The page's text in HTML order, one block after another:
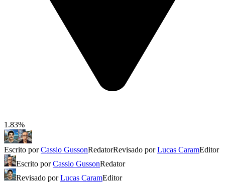
1.83%
Escrito porCassio GussonRedatorRevisado porLucas CaramEditor
Escrito porCassio GussonRedator
Revisado porLucas CaramEditor